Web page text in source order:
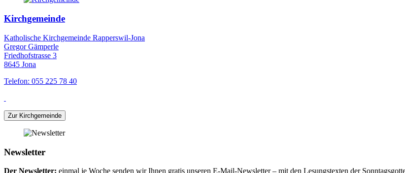
Kirchgemeinde
Katholische Kirchgemeinde Rapperswil-Jona
Gregor Gämperle
Friedhofstrasse 3
8645 Jona
Telefon: 055 225 78 40
Zur Kirchgemeinde
Newsletter
Der Newsletter: einmal je Woche senden wir Ihnen gratis unseren E-Mail-Newsletter – mit den Lesungstexten der